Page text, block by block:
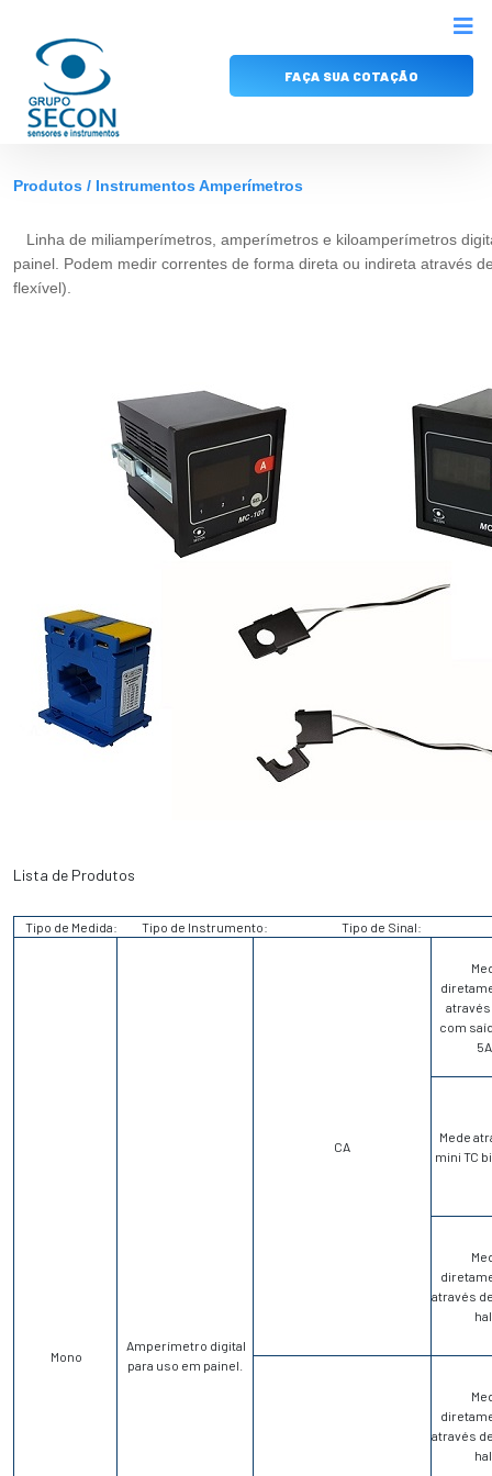
FAÇA SUA COTAÇÃO
Produtos / Instrumentos Amperímetros
Linha de miliamperímetros, amperímetros e kiloamperímetros
painel. Podem medir correntes de forma direta ou indireta através
flexível).
Lista de Produtos
Tipo de Medida: Tipo de Instrumento: Tipo de Sinal:
Mono
Amperímetro digital
para uso em painel.
CA
através
com
Mede
mini TC
através
através